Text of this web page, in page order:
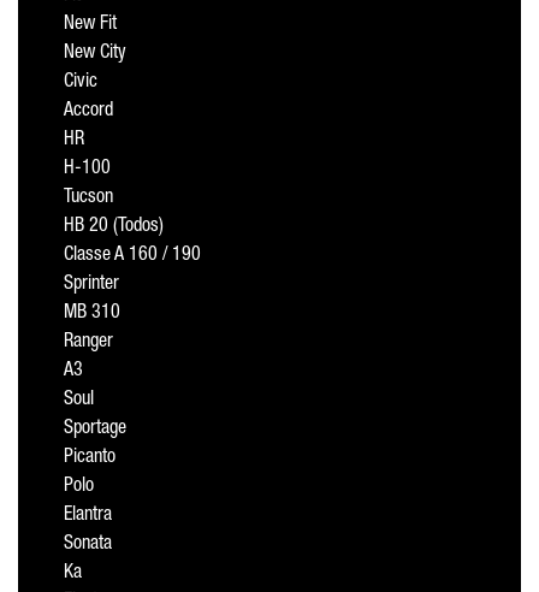
New Fit
New City
Civic
Accord
HR
H-100
Tucson
HB 20 (Todos)
Classe A 160 / 190
Sprinter
MB 310
Ranger
A3
Soul
Sportage
Picanto
Polo
Elantra
Sonata
Ka